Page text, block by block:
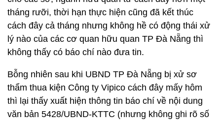
tháng rưỡi, thời hạn thực hiện cũng đã kết thúc
cách đây cả tháng nhưng không hề có động thái xử
lý nào của các cơ quan hữu quan TP Đà Nẵng thì
không thấy có báo chí nào đưa tin.
Bỗng nhiên sau khi UBND TP Đà Nẵng bị xử sơ
thẩm thua kiện Công ty Vipico cách đây mấy hôm
thì lại thấy xuất hiện thông tin báo chí về nội dung
văn bản 5428/UBND-KTTC (nhưng không ghi rõ số